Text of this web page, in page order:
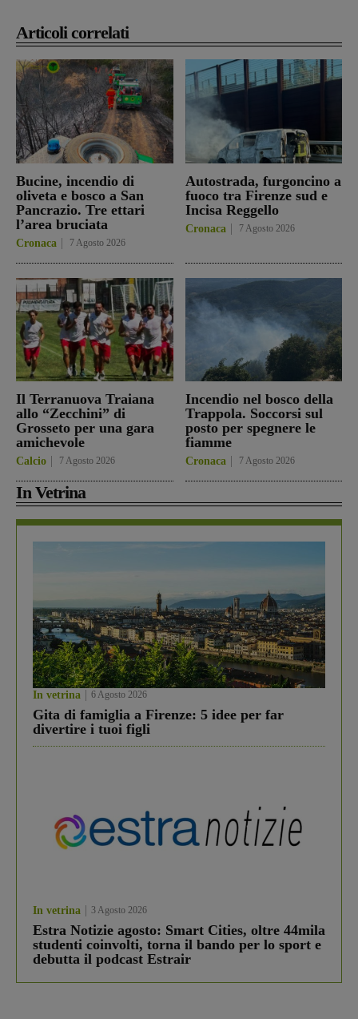
Articoli correlati
Bucine, incendio di
oliveta e bosco a San
Pancrazio. Tre ettari
l’area bruciata
Cronaca 7 Agosto 2026
Autostrada, furgoncino a
fuoco tra Firenze sud e
Incisa Reggello
Cronaca 7 Agosto 2026
Il Terranuova Traiana
allo “Zecchini” di
Grosseto per una gara
amichevole
Calcio 7 Agosto 2026
Incendio nel bosco della
Trappola. Soccorsi sul
posto per spegnere le
fiamme
Cronaca 7 Agosto 2026
In Vetrina
In vetrina 6 Agosto 2026
Gita di famiglia a Firenze: 5 idee per far
divertire i tuoi figli
In vetrina 3 Agosto 2026
Estra Notizie agosto: Smart Cities, oltre 44mila
studenti coinvolti, torna il bando per lo sport e
debutta il podcast Estrair